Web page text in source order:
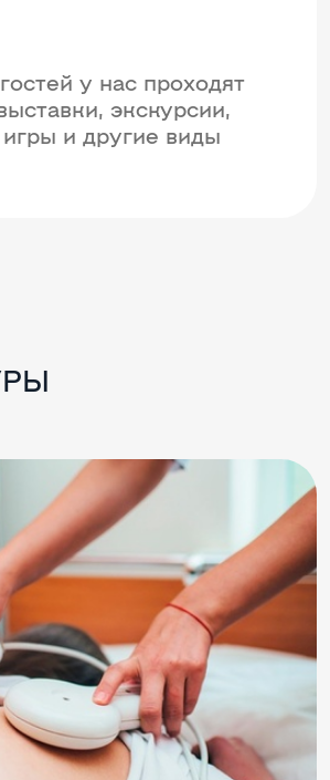
у нас проходят
экскурсии,
и другие виды